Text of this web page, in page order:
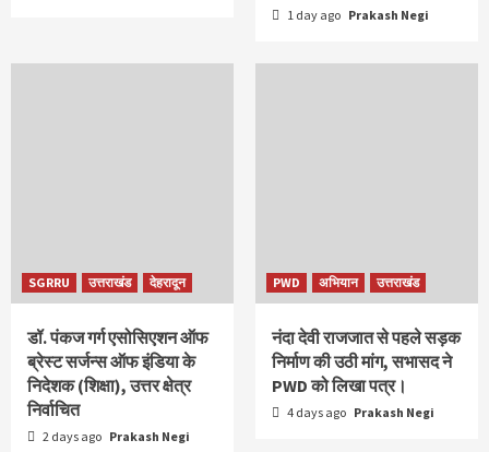
1 day ago Prakash Negi
SGRRU उत्तराखंड देहरादून
डॉ. पंकज गर्ग एसोसिएशन ऑफ
ब्रेस्ट सर्जन्स ऑफ इंडिया के
निदेशक (शिक्षा), उत्तर क्षेत्र
निर्वाचित
2 days ago Prakash Negi
PWD अभियान उत्तराखंड
नंदा देवी राजजात से पहले सड़क
निर्माण की उठी मांग, सभासद ने
PWD को लिखा पत्र।
4 days ago Prakash Negi